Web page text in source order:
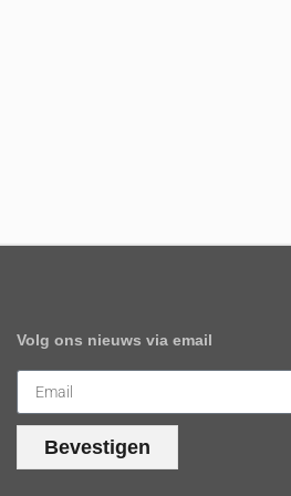
Volg ons nieuws via email
Bevestigen